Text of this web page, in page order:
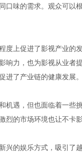
口味的需求。观众可以
度上促进了影视产业的
响力，也为影视从业者
进了产业链的健康发展
机遇，但也面临着一些
烈的市场环境也让不卡
兴的娱乐方式，吸引了